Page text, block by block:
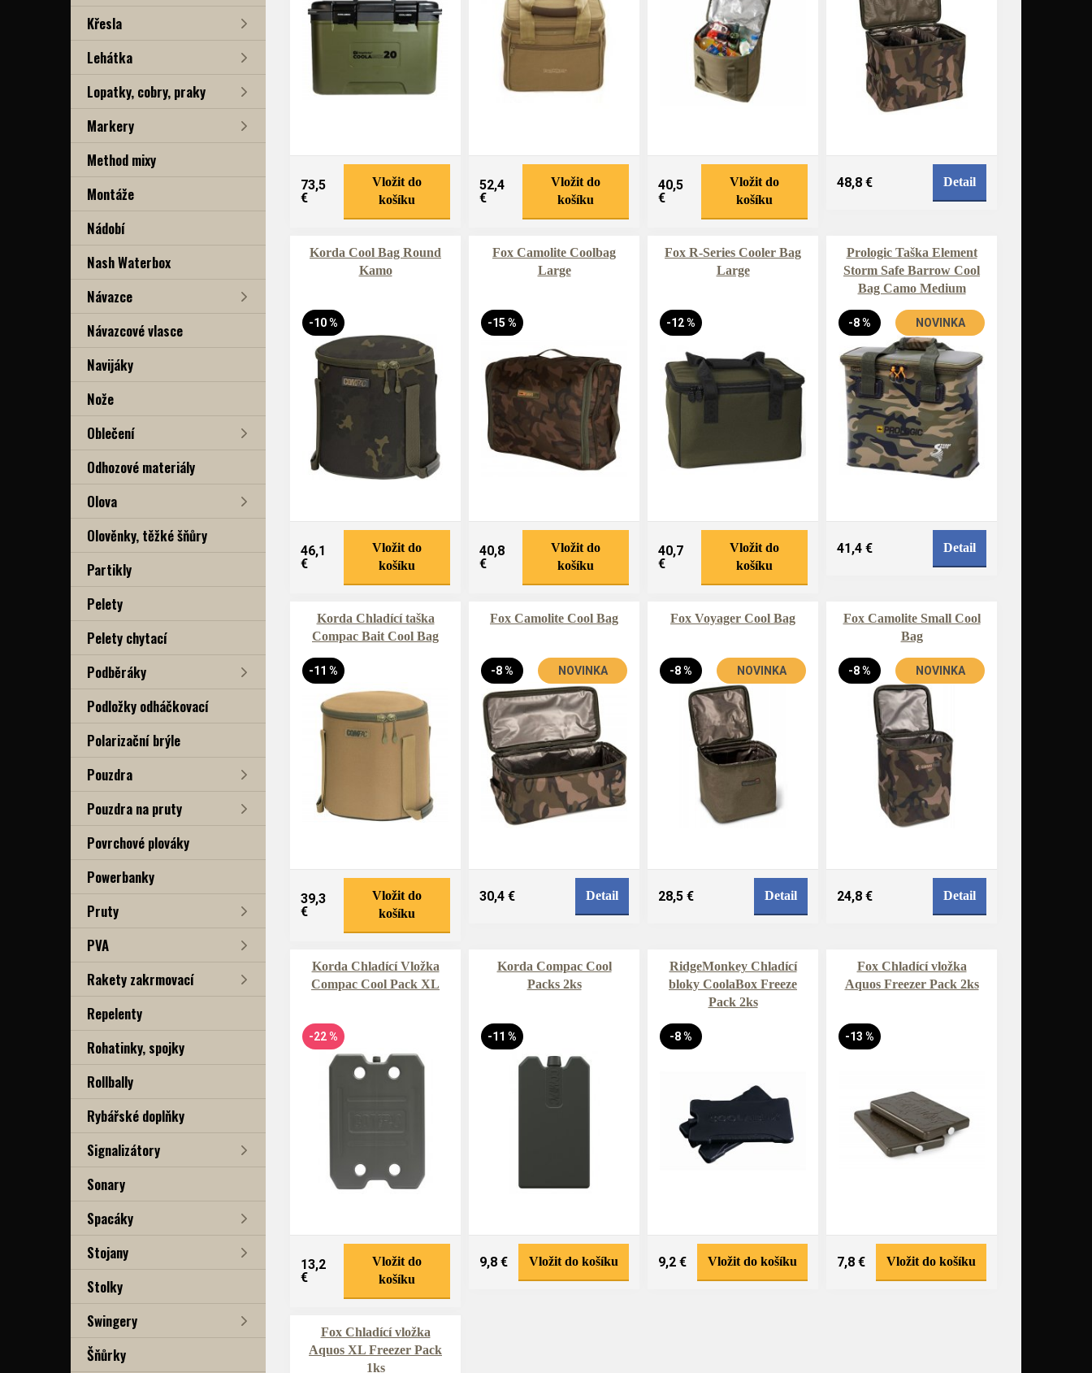
Křesla
Lehátka
Lopatky, cobry, praky
Markery
Method mixy
Montáže
Nádobí
Nash Waterbox
Návazce
Návazcové vlasce
Navijáky
Nože
Oblečení
Odhozové materiály
Olova
Olověnky, těžké šňůry
Partikly
Pelety
Pelety chytací
Podběráky
Podložky odháčkovací
Polarizační brýle
Pouzdra
Pouzdra na pruty
Povrchové plováky
Powerbanky
Pruty
PVA
Rakety zakrmovací
Repelenty
Rohatinky, spojky
Rollbally
Rybářské doplňky
Signalizátory
Sonary
Spacáky
Stojany
Stolky
Swingery
Šňůrky
73,5
€
Vložit do
košíku
52,4
€
Vložit do
košíku
40,5
€
Vložit do
košíku
48,8 € Detail
Korda Cool Bag Round
Kamo
-10 %
46,1
€
Vložit do
košíku
Fox Camolite Coolbag
Large
-15 %
40,8
€
Vložit do
košíku
Fox R-Series Cooler Bag
Large
-12 %
40,7
€
Vložit do
košíku
Prologic Taška Element
Storm Safe Barrow Cool
Bag Camo Medium
-8 % NOVINKA
41,4 € Detail
Korda Chladící taška
Compac Bait Cool Bag
-11 %
39,3
€
Vložit do
košíku
Fox Camolite Cool Bag
-8 % NOVINKA
30,4 € Detail
Fox Voyager Cool Bag
-8 % NOVINKA
28,5 € Detail
Fox Camolite Small Cool
Bag
-8 % NOVINKA
24,8 € Detail
Korda Chladící Vložka
Compac Cool Pack XL
-22 %
13,2
€
Vložit do
košíku
Korda Compac Cool
Packs 2ks
-11 %
9,8 € Vložit do košíku
RidgeMonkey Chladící
bloky CoolaBox Freeze
Pack 2ks
-8 %
9,2 € Vložit do košíku
Fox Chladící vložka
Aquos Freezer Pack 2ks
-13 %
7,8 € Vložit do košíku
Fox Chladící vložka
Aquos XL Freezer Pack
1ks